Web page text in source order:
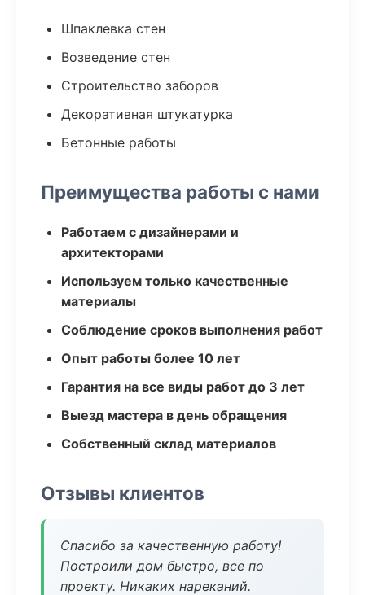
Шпаклевка стен
Возведение стен
Строительство заборов
Декоративная штукатурка
Бетонные работы
Преимущества работы с нами
Работаем с дизайнерами и
архитекторами
Используем только качественные
материалы
Соблюдение сроков выполнения работ
Опыт работы более 10 лет
Гарантия на все виды работ до 3 лет
Выезд мастера в день обращения
Собственный склад материалов
Отзывы клиентов
Спасибо за качественную работу!
Построили дом быстро, все по
проекту. Никаких нареканий.